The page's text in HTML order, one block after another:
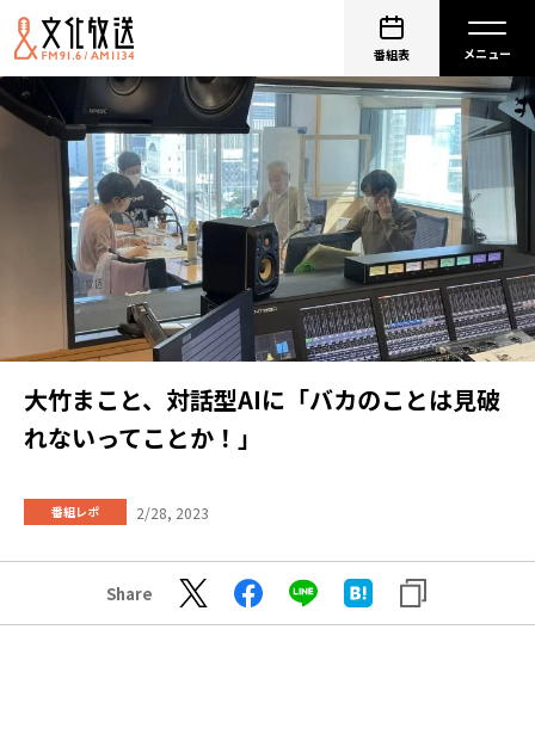
番組表
大竹まこと、対話型AIに「バカのことは見破
れないってことか！」
番組レポ 2/28, 2023
Share